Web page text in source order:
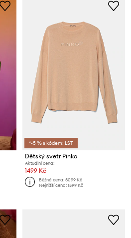
*-5 % s kódem: LST
Dětský svetr Pinko
Aktuální cena:
1499 Kč
Běžná cena:3099 Kč
Nejnižší cena:1599 Kč